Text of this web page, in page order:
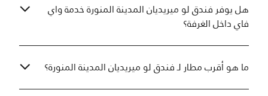
هل يوفر فندق لو ميريديان المدينة المنورة خدمة واي
فاي داخل الغرفة؟
ما هو أقرب مطار لـ فندق لو ميريديان المدينة المنورة؟